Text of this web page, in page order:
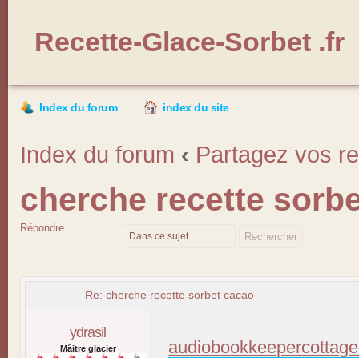
Recette-Glace-Sorbet .fr
Index du forum index du site
Index du forum ‹ Partagez vos
cherche recette
Répondre
Re: cherche recette sorbet cacao
ydrasil
Mâitre glacier audiobookkeeper